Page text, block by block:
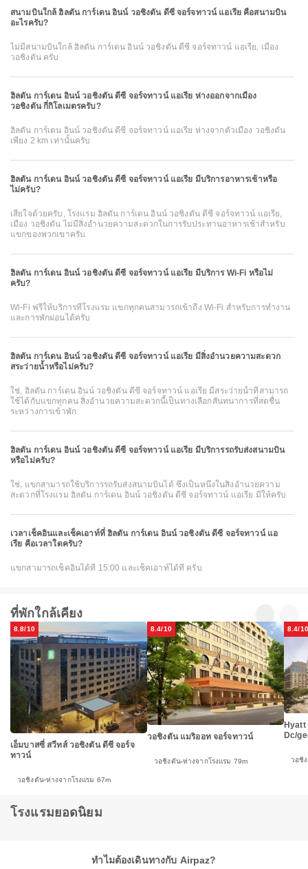
สนามบินใกล้ ฮิลตัน การ์เดน อินน์ วอชิงตัน ดีซี จอร์จทาวน์ แอเรีย คือสนามบิน
อะไรครับ?
ไม่มีสนามบินใกล้ ฮิลตัน การ์เดน อินน์ วอชิงตัน ดีซี จอร์จทาวน์ แอเรีย, เมือง
วอชิงตัน ครับ
ฮิลตัน การ์เดน อินน์ วอชิงตัน ดีซี จอร์จทาวน์ แอเรีย ห่างออกจากเมือง
วอชิงตัน กี่กิโลเมตรครับ?
ฮิลตัน การ์เดน อินน์ วอชิงตัน ดีซี จอร์จทาวน์ แอเรีย ห่างจากตัวเมือง วอชิงตัน
เพียง 2 km เท่านั้นครับ
ฮิลตัน การ์เดน อินน์ วอชิงตัน ดีซี จอร์จทาวน์ แอเรีย มีบริการอาหารเช้าหรือ
ไม่ครับ?
เสียใจด้วยครับ, โรงแรม ฮิลตัน การ์เดน อินน์ วอชิงตัน ดีซี จอร์จทาวน์ แอเรีย,
เมือง วอชิงตัน ไม่มีสิ่งอำนวยความสะดวกในการรับประทานอาหารเช้าสำหรับ
แขกของพวกเขาครับ
ฮิลตัน การ์เดน อินน์ วอชิงตัน ดีซี จอร์จทาวน์ แอเรีย มีบริการ Wi-Fi หรือไม่
ครับ?
Wi-Fi ฟรีให้บริการที่โรงแรม แขกทุกคนสามารถเข้าถึง Wi-Fi สำหรับการทำงาน
และการพักผ่อนได้ครับ
ฮิลตัน การ์เดน อินน์ วอชิงตัน ดีซี จอร์จทาวน์ แอเรีย มีสิ่งอำนวยความสะดวก
สระว่ายน้ำหรือไม่ครับ?
ใช่, ฮิลตัน การ์เดน อินน์ วอชิงตัน ดีซี จอร์จทาวน์ แอเรีย มีสระว่ายน้ำที่สามารถ
ใช้ได้กับแขกทุกคน สิ่งอำนวยความสะดวกนี้เป็นทางเลือกสันทนาการที่สดชื่น
ระหว่างการเข้าพัก
ฮิลตัน การ์เดน อินน์ วอชิงตัน ดีซี จอร์จทาวน์ แอเรีย มีบริการรถรับส่งสนามบิน
หรือไม่ครับ?
ใช่, แขกสามารถใช้บริการรถรับส่งสนามบินได้ ซึ่งเป็นหนึ่งในสิ่งอำนวยความ
สะดวกที่โรงแรม ฮิลตัน การ์เดน อินน์ วอชิงตัน ดีซี จอร์จทาวน์ แอเรีย มีให้ครับ
เวลาเช็คอินและเช็คเอาท์ที่ ฮิลตัน การ์เดน อินน์ วอชิงตัน ดีซี จอร์จทาวน์ แอ
เรีย คือเวลาใดครับ?
แขกสามารถเช็คอินได้ที่ 15:00 และเช็คเอาท์ได้ที่ ครับ
ที่พักใกล้เคียง
8.8/10
เอ็มบาสซี่ สวีทส์ วอชิงตัน ดีซี จอร์จ
ทาวน์
วอชิงตัน ห่างจากโรงแรม 67m
8.4/10
วอชิงตัน แมริออท จอร์จทาวน์
วอชิงตัน ห่างจากโรงแรม 79m
8.4/10
Hyatt
Dc/
วอชิ
โรงแรมยอดนิยม
ทำไมต้องเดินทางกับ Airpaz?